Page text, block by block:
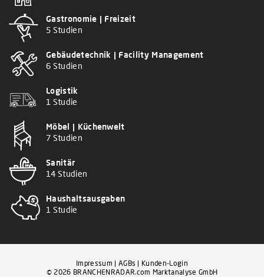
Gastronomie | Freizeit
5 Studien
Gebäudetechnik | Facility Management
6 Studien
Logistik
1 Studie
Möbel | Küchenwelt
7 Studien
Sanitär
14 Studien
Haushaltsausgaben
1 Studie
Impressum | AGBs | Kunden-Login
© 2026 BRANCHENRADAR.com Marktanalyse GmbH